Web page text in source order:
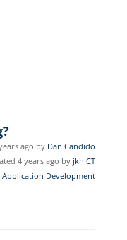
ago by Dan Candido
4 years ago by jkhICT
Application Development